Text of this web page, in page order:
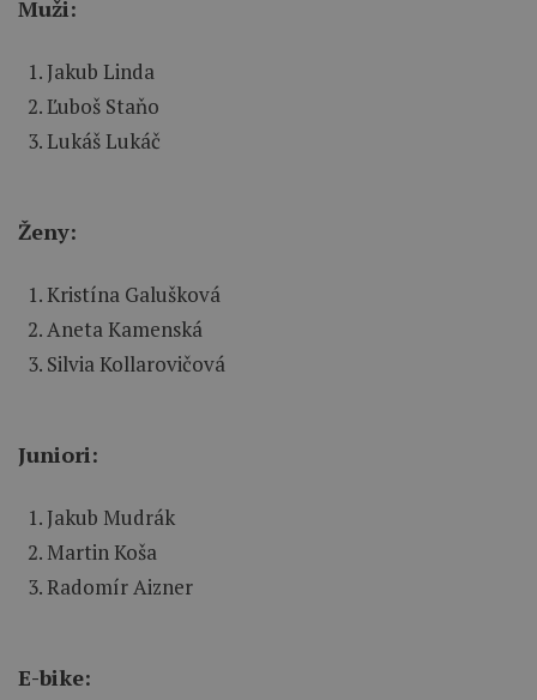
Muži:
Jakub Linda
Ľuboš Staňo
Lukáš Lukáč
Ženy:
Kristína Galušková
Aneta Kamenská
Silvia Kollarovičová
Juniori:
Jakub Mudrák
Martin Koša
Radomír Aizner
E-bike: